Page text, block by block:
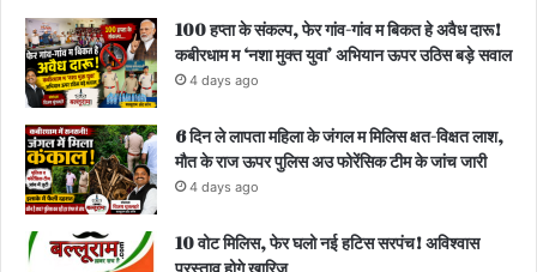
100 हप्ता के संकल्प, फेर गांव-गांव म बिकत हे अवैध दारू!
कबीरधाम म ‘नशा मुक्त युवा’ अभियान ऊपर उठिस बड़े सवाल
4 days ago
6 दिन ले लापता महिला के जंगल म मिलिस क्षत-विक्षत लाश,
मौत के राज ऊपर पुलिस अउ फोरेंसिक टीम के जांच जारी
4 days ago
10 वोट मिलिस, फेर घलो नई हटिस सरपंच! अविश्वास
प्रस्ताव होगे खारिज